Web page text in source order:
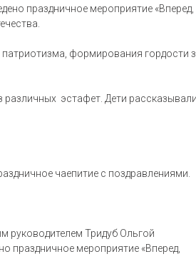
праздничное мероприятие «Вперед,
формирования гордости
эстафет. Дети
чаепитие с поздравлениями.
руководителем Тридуб Ольгой
праздничное мероприятие «Вперед,